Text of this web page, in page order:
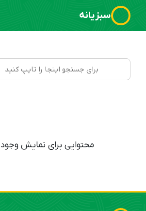
سبزیانه
محتوایی برای نمایش وجود